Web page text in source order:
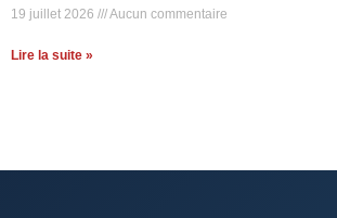
19 juillet 2026 Aucun commentaire
Lire la suite »